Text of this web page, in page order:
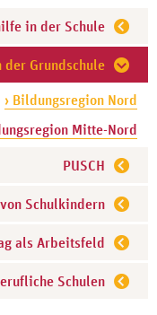
in der Schule
der Grundschule
› Bildungsregion Nord
Mitte-Nord
PUSCH
Schulkindern
als Arbeitsfeld
Schulen